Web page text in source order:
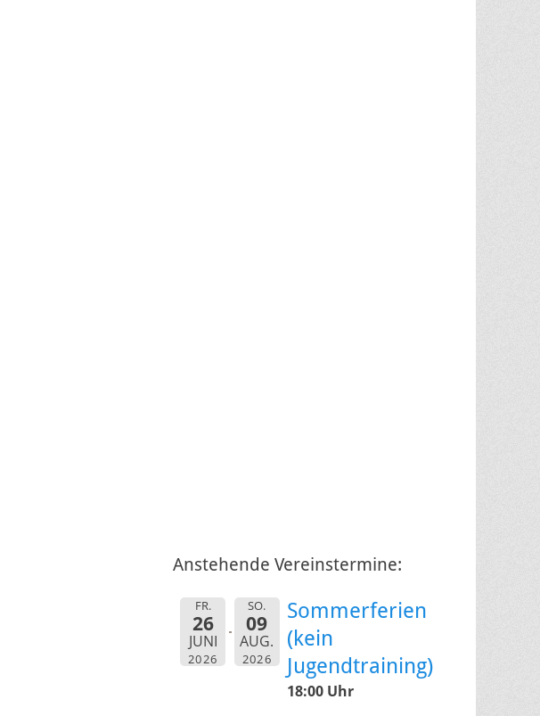
Anstehende Vereinstermine:
FR.
26
JUNI
2026
SO.
09
AUG.
2026
Sommerferien
(kein
Jugendtraining)
18:00 Uhr